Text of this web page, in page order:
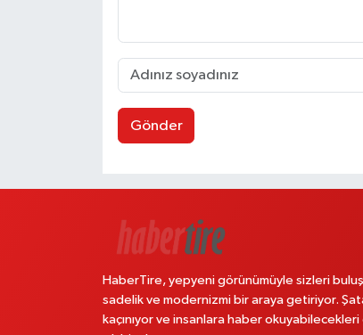
Gönder
HaberTire, yepyeni görünümüyle sizleri
sadelik ve modernizmi bir araya getiriyor.
kaçınıyor ve insanlara haber okuyabilecekleri